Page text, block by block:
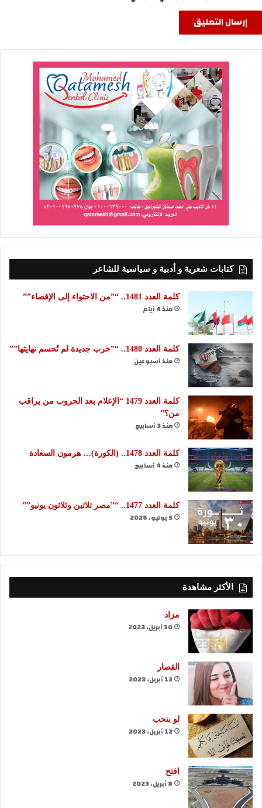
كتابات شعرية و أدبية و سياسية للشاعر
كلمة العدد 1481.. “”من الاحتواء إلى الإقصاء””
منذ 4 أيام
كلمة العدد 1480.. “”حرب جديدة لم تُحسم نهايتها””
منذ أسبوعين
كلمة العدد 1479 “الإعلام بعد الحروب من يراقب
من؟”
منذ 3 أسابيع
كلمة العدد 1478.. (الكورة)… هرمون السعادة
منذ 4 أسابيع
كلمة العدد 1477.. “”مصر تلاتين وثلاثون يونيو””
5 يوليو، 2026
الأكثر مشاهدة
مزاد
10 أبريل، 2023
القصار
12 أبريل، 2023
لو بتحب
12 أبريل، 2023
افتح
8 أبريل، 2023